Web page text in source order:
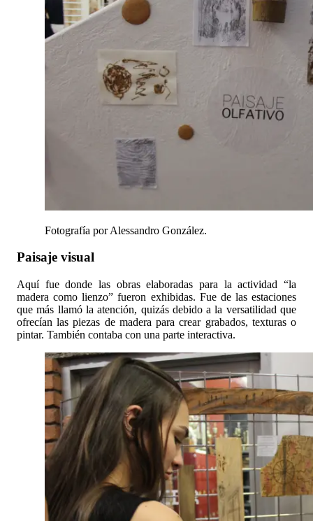
Fotografía por Alessandro González.
Paisaje visual
Aquí fue donde las obras elaboradas para la actividad “la
madera como lienzo” fueron exhibidas. Fue de las estaciones
que más llamó la atención, quizás debido a la versatilidad que
ofrecían las piezas de madera para crear grabados, texturas o
pintar. También contaba con una parte interactiva.